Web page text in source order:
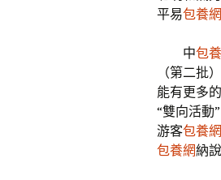
平易包養網
中包
（第二批
能有更多
“雙向活動
游客包養
包養網納